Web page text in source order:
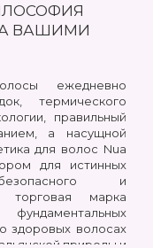
ВАШИМИ
ежедневно
термического
правильный
а насущной
для волос Nua
для истинных
и
торговая марка
здоровых волосах
природы и